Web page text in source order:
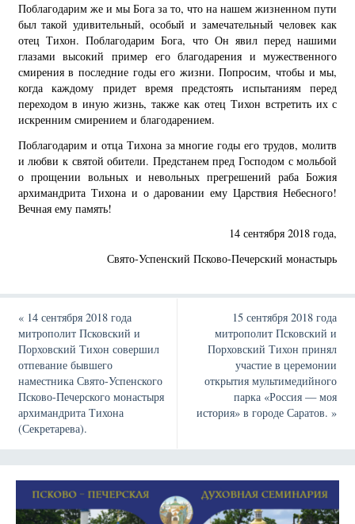
Поблагодарим же и мы Бога за то, что на нашем жизненном пути
был такой удивительный, особый и замечательный человек как
отец Тихон. Поблагодарим Бога, что Он явил перед нашими
глазами высокий пример его благодарения и мужественного
смирения в последние годы его жизни. Попросим, чтобы и мы,
когда каждому придет время предстоять испытаниям перед
переходом в иную жизнь, также как отец Тихон встретить их с
искренним смирением и благодарением.
Поблагодарим и отца Тихона за многие годы его трудов, молитв
и любви к святой обители. Предстанем пред Господом с мольбой
о прощении вольных и невольных прегрешений раба Божия
архимандрита Тихона и о даровании ему Царствия Небесного!
Вечная ему память!
14 сентября 2018 года,
Свято-Успенский Псково-Печерский монастырь
«14 сентября 2018 года
митрополит Псковский и
Порховский Тихон совершил
отпевание бывшего
наместника Свято-Успенского
Псково-Печерского монастыря
архимандрита Тихона
(Секретарева).
15 сентября 2018 года
митрополит Псковский и
Порховский Тихон принял
участие в церемонии
открытия мультимедийного
парка «Россия — моя
история» в городе Саратов.»